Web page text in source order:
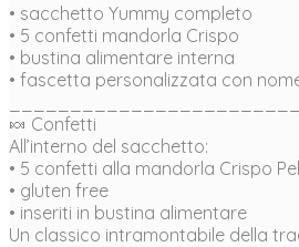
• sacchetto Yummy completo
• 5 confetti mandorla Crispo
• bustina alimentare interna
• fascetta personalizzata con
🍬 Confetti
All’interno del sacchetto:
• 5 confetti alla mandorla Crispo
• gluten free
• inseriti in bustina alimentare
Un classico intramontabile della